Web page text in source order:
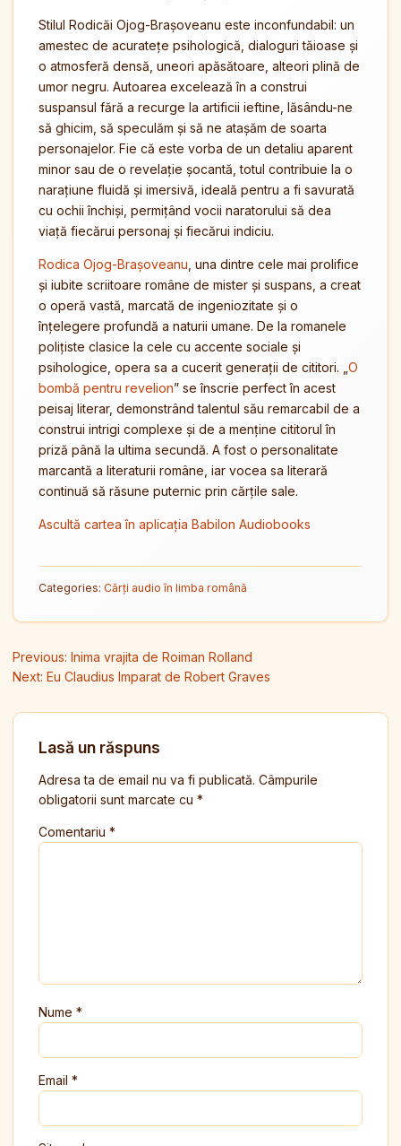
Stilul Rodicăi Ojog-Brașoveanu este inconfundabil: un
amestec de acuratețe psihologică, dialoguri tăioase și
o atmosferă densă, uneori apăsătoare, alteori plină de
umor negru. Autoarea excelează în a construi
suspansul fără a recurge la artificii ieftine, lăsându-ne
să ghicim, să speculăm și să ne atașăm de soarta
personajelor. Fie că este vorba de un detaliu aparent
minor sau de o revelație șocantă, totul contribuie la o
narațiune fluidă și imersivă, ideală pentru a fi savurată
cu ochii închiși, permițând vocii naratorului să dea
viață fiecărui personaj și fiecărui indiciu.
Rodica Ojog-Brașoveanu , una dintre cele mai prolifice
și iubite scriitoare române de mister și suspans, a creat
o operă vastă, marcată de ingeniozitate și o
înțelegere profundă a naturii umane. De la romanele
polițiste clasice la cele cu accente sociale și
psihologice, opera sa a cucerit generații de cititori. „ O
bombă pentru revelion” se înscrie perfect în acest
peisaj literar, demonstrând talentul său remarcabil de a
construi intrigi complexe și de a menține cititorul în
priză până la ultima secundă. A fost o personalitate
marcantă a literaturii române, iar vocea sa literară
continuă să răsune puternic prin cărțile sale.
Ascultă cartea în aplicația Babilon Audiobooks
Categories: Cărți audio în limba română
Navigare în articole
Previous: Inima vrajita de Roiman Rolland
Next: Eu Claudius Imparat de Robert Graves
Lasă un răspuns
Adresa ta de email nu va fi publicată. Câmpurile
obligatorii sunt marcate cu *
Comentariu *
Nume *
Email *